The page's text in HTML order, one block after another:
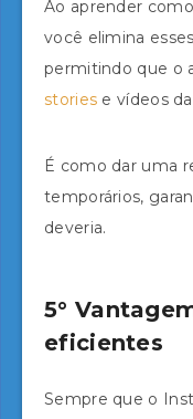
Ao aprender
você elimina
permitindo que o
stories e vídeos
É como dar uma
temporários,
deveria.
5°
eficientes
Sempre que o